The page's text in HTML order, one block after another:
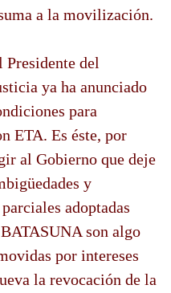
a la movilización.
Presidente del
ya ha anunciado
para
ETA. Es éste, por
al Gobierno que deje
y
adoptadas
son algo
por intereses
la revocación de la